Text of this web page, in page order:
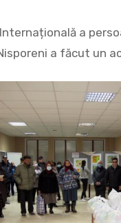
a
a făcut un